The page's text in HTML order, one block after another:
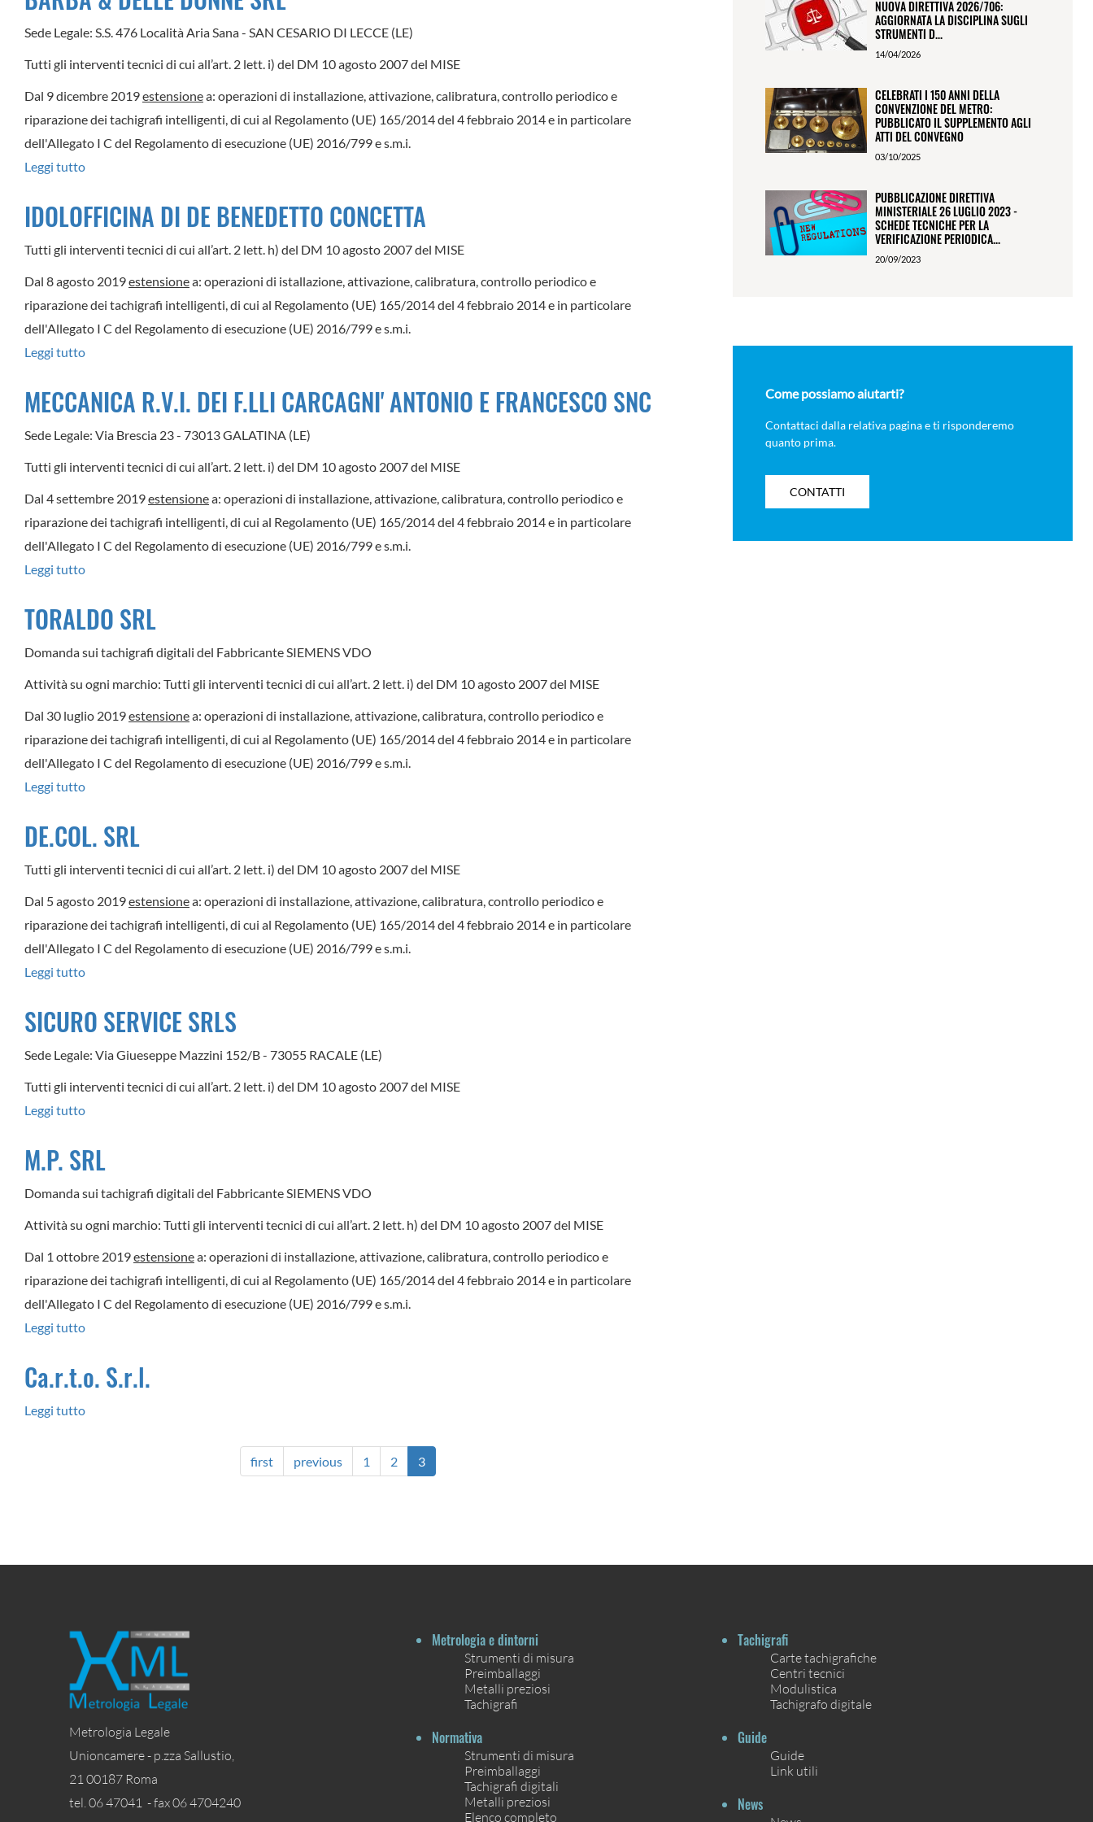
Sede Legale: S.S. 476 Località Aria Sana - SAN CESARIO DI LECCE (LE)
Tutti gli interventi tecnici di cui all’art. 2 lett. i) del DM 10 agosto 2007 del MISE
Dal 9 dicembre 2019estensionea: operazioni di installazione, attivazione, calibratura, controllo periodico e
riparazione dei tachigrafi intelligenti, di cui al Regolamento (UE) 165/2014 del 4 febbraio 2014 e in particolare
dell'Allegato I C del Regolamento di esecuzione (UE) 2016/799 e s.m.i.
Leggi tutto
&
SRL
IDOLOFFICINA DI DE BENEDETTO CONCETTA
Tutti gli interventi tecnici di cui all’art. 2 lett. h) del DM 10 agosto 2007 del MISE
Dal 8 agosto 2019estensionea: operazioni di istallazione, attivazione, calibratura, controllo periodico e
riparazione dei tachigrafi intelligenti, di cui al Regolamento (UE) 165/2014 del 4 febbraio 2014 e in particolare
dell'Allegato I C del Regolamento di esecuzione (UE) 2016/799 e s.m.i.
Leggi tutto
DI
CONCETTA
MECCANICA R.V.I. DEI F.LLI CARCAGNI' ANTONIO E FRANCESCO SNC
Sede Legale: Via Brescia 23 - 73013 GALATINA (LE)
Tutti gli interventi tecnici di cui all’art. 2 lett. i) del DM 10 agosto 2007 del MISE
Dal 4 settembre 2019estensionea: operazioni di installazione, attivazione, calibratura, controllo periodico e
riparazione dei tachigrafi intelligenti, di cui al Regolamento (UE) 165/2014 del 4 febbraio 2014 e in particolare
dell'Allegato I C del Regolamento di esecuzione (UE) 2016/799 e s.m.i.
Leggi tutto
R.V.I.
CARCAGNI'
ANTONIO
E
FRANCESCO
TORALDO SRL
Domanda sui tachigrafi digitali del Fabbricante SIEMENS VDO
Attività su ogni marchio: Tutti gli interventi tecnici di cui all’art. 2 lett. i) del DM 10 agosto 2007 del MISE
Dal 30 luglio 2019estensionea: operazioni di installazione, attivazione, calibratura, controllo periodico e
riparazione dei tachigrafi intelligenti, di cui al Regolamento (UE) 165/2014 del 4 febbraio 2014 e in particolare
dell'Allegato I C del Regolamento di esecuzione (UE) 2016/799 e s.m.i.
Leggi tutto
SRL
DE.COL. SRL
Tutti gli interventi tecnici di cui all’art. 2 lett. i) del DM 10 agosto 2007 del MISE
Dal 5 agosto 2019estensionea: operazioni di installazione, attivazione, calibratura, controllo periodico e
riparazione dei tachigrafi intelligenti, di cui al Regolamento (UE) 165/2014 del 4 febbraio 2014 e in particolare
dell'Allegato I C del Regolamento di esecuzione (UE) 2016/799 e s.m.i.
Leggi tutto
SRL
SICURO SERVICE SRLS
Sede Legale: Via Giueseppe Mazzini 152/B - 73055 RACALE (LE)
Tutti gli interventi tecnici di cui all’art. 2 lett. i) del DM 10 agosto 2007 del MISE
Leggi tutto
SERVICE
M.P. SRL
Domanda sui tachigrafi digitali del Fabbricante SIEMENS VDO
Attività su ogni marchio: Tutti gli interventi tecnici di cui all’art. 2 lett. h) del DM 10 agosto 2007 del MISE
Dal 1 ottobre 2019estensionea: operazioni di installazione, attivazione, calibratura, controllo periodico e
riparazione dei tachigrafi intelligenti, di cui al Regolamento (UE) 165/2014 del 4 febbraio 2014 e in particolare
dell'Allegato I C del Regolamento di esecuzione (UE) 2016/799 e s.m.i.
Leggi tutto
SRL
Ca.r.t.o. S.r.l.
Leggi tutto
first previous 1 2 3
NUOVA DIRETTIVA 2026/706:
AGGIORNATA LA DISCIPLINA SUGLI
STRUMENTI D...
14/04/2026
CELEBRATI I 150 ANNI DELLA
CONVENZIONE DEL METRO:
PUBBLICATO IL SUPPLEMENTO AGLI
ATTI DEL CONVEGNO
03/10/2025
PUBBLICAZIONE DIRETTIVA
MINISTERIALE 26 LUGLIO 2023 -
SCHEDE TECNICHE PER LA
VERIFICAZIONE PERIODICA...
20/09/2023
Come possiamo aiutarti?
Contattaci dalla relativa pagina e ti risponderemo
quanto prima.
CONTATTI
Metrologia Legale
Unioncamere - p.zza Sallustio,
21 00187 Roma
tel. 06 47041 - fax 06 4704240
Metrologia e dintorni
Strumenti di misura
Preimballaggi
Metalli preziosi
Tachigrafi
Normativa
Strumenti di misura
Preimballaggi
Tachigrafi digitali
Metalli preziosi
Elenco completo
Tachigrafi
Carte tachigrafiche
Centri tecnici
Modulistica
Tachigrafo digitale
Guide
Guide
Link utili
News